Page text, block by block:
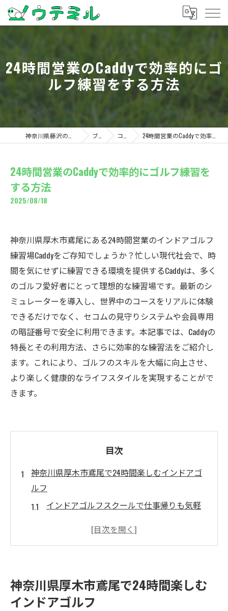
24時間営業のCaddyで効率的にゴ
ルフ練習をする方法
ブログ コラム 24時間営業のCaddyで効率的にゴルフ練習をする方法
24時間営業のCaddyで効率的にゴルフ練習を
する方法
2025/08/18
神奈川県厚木市鳶尾にある24時間営業のインドアゴルフ
練習場Caddyをご存知でしょうか？忙しい現代社会で、時
間を気にせずに練習できる環境を提供するCaddyは、多く
のゴルフ愛好者にとって理想的な練習場です。最新のシ
ミュレーターを導入し、世界中のコースをリアルに体験
できるだけでなく、セコムの見守りシステムや会員専用
の暗証番号で安全に利用できます。本記事では、Caddyの
特長とその利用方法、さらに効率的な練習法をご紹介し
ます。これにより、ゴルフのスキルを大幅に向上させ、
より楽しく健康的なライフスタイルを実現することがで
きます。
目次
神奈川県厚木市鳶尾で24時間楽しむインドアゴ
ルフ
インドアゴルフスクールで仕事帰りも気軽
24時間営業の利便性がゴルフ上達をサポー
とは
シミュレーションゴルフで世界のコース体
神奈川県厚木市鳶尾で24時間楽しむ
インドアゴルフ